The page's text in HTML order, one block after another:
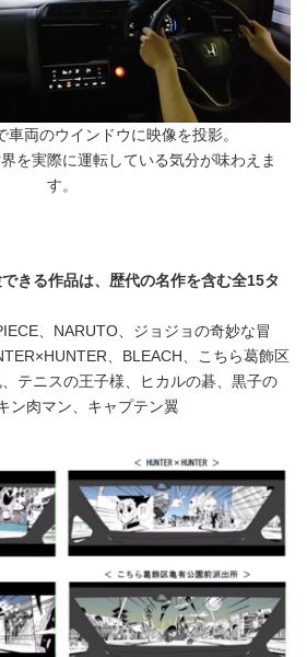
車両のウインドウに映像を投影。
を実際に運転している気分が味わえま
す。
きる作品は、歴代の名作を含む全15タ
、NARUTO、ジョジョの奇妙な冒
、BLEACH、こちら葛飾区
テニスの王子様、ヒカルの碁、黒子の
ン肉マン、キャプテン翼